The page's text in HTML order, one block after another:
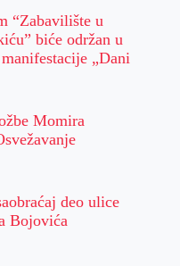
“Zabavilište u
biće održan u
„Dani
Momira
deo ulice
Bojovića